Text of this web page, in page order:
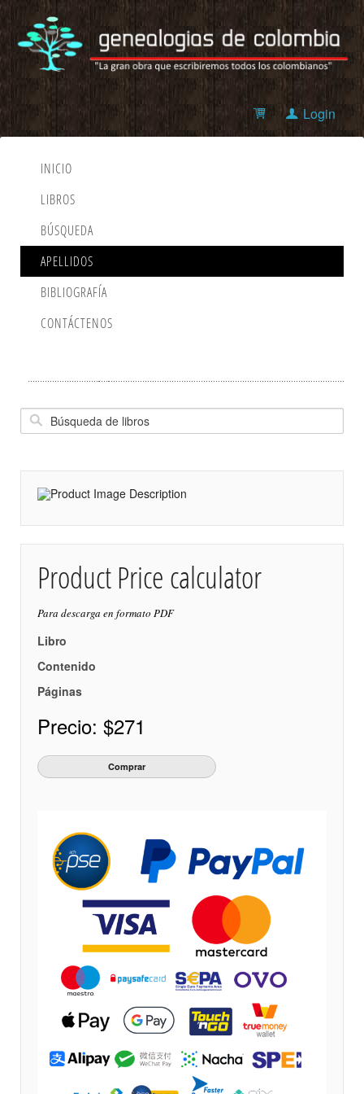
Login
INICIO
LIBROS
BÚSQUEDA
APELLIDOS
BIBLIOGRAFÍA
CONTÁCTENOS
Product Price calculator
Para descarga en formato PDF
Libro
Contenido
Páginas
Precio: $271